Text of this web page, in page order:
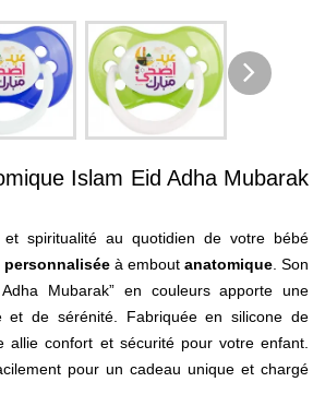
Islam Eid Adha Mubarak
et spiritualité au quotidien de votre bébé
personnalisée à embout anatomique . Son
Mubarak” en couleurs apporte une
et de sérénité. Fabriquée en silicone de
allie confort et sécurité pour votre enfant.
pour un cadeau unique et chargé